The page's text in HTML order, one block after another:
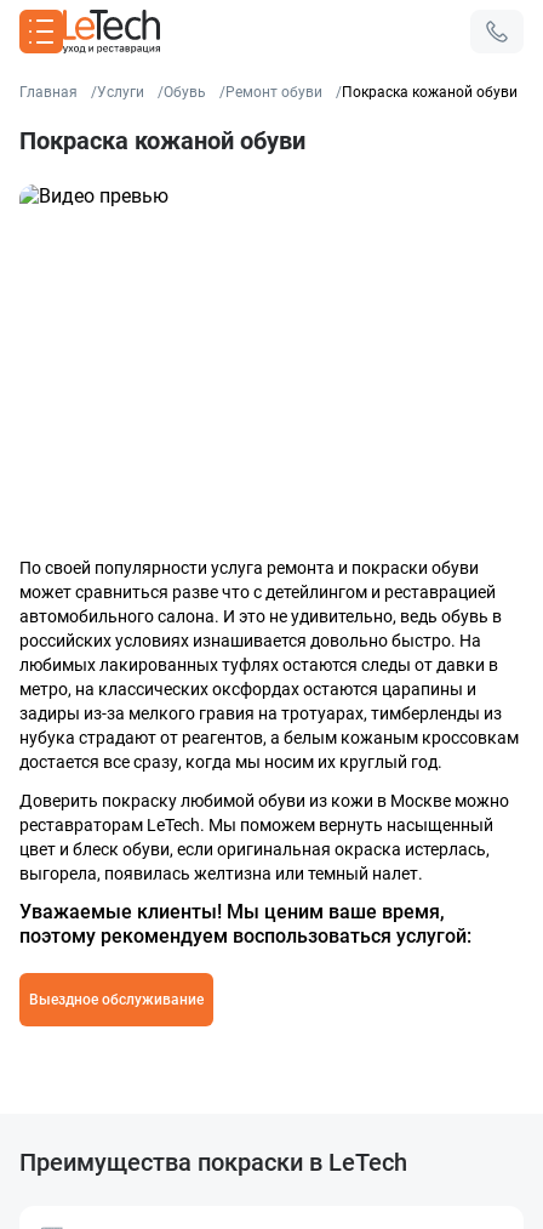
Главная Услуги Обувь Ремонт обуви Покраска кожаной обуви
Покраска кожаной обуви
По своей популярности услуга ремонта и покраски обуви
может сравниться разве что с детейлингом и реставрацией
автомобильного салона. И это не удивительно, ведь обувь в
российских условиях изнашивается довольно быстро. На
любимых лакированных туфлях остаются следы от давки в
метро, на классических оксфордах остаются царапины и
задиры из-за мелкого гравия на тротуарах, тимберленды из
нубука страдают от реагентов, а белым кожаным кроссовкам
достается все сразу, когда мы носим их круглый год.
Доверить покраску любимой обуви из кожи в Москве можно
реставраторам LeTech. Мы поможем вернуть насыщенный
цвет и блеск обуви, если оригинальная окраска истерлась,
выгорела, появилась желтизна или темный налет.
Уважаемые клиенты! Мы ценим ваше время,
поэтому рекомендуем воспользоваться услугой:
Выездное обслуживание
Преимущества покраски в LeTech